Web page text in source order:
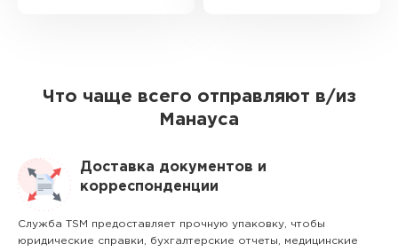
Что чаще всего отправляют в/из
Манауса
Доставка документов и
корреспонденции
Служба TSM предоставляет прочную упаковку, чтобы
юридические справки, бухгалтерские отчеты, медицинские